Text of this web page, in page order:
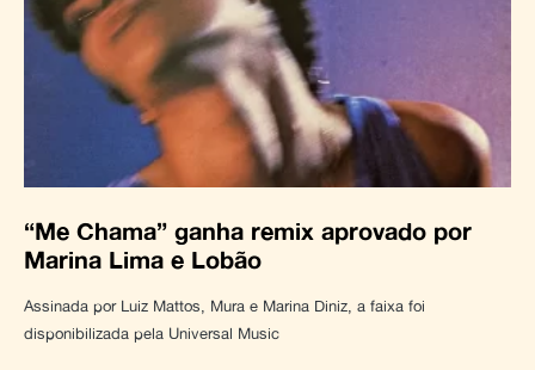
“Me Chama” ganha remix aprovado por
Marina Lima e Lobão
Assinada por Luiz Mattos, Mura e Marina Diniz, a faixa foi
disponibilizada pela Universal Music